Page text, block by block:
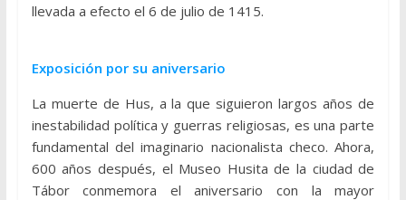
llevada a efecto el 6 de julio de 1415.
Exposición por su aniversario
La muerte de Hus, a la que siguieron largos años de
inestabilidad política y guerras religiosas, es una parte
fundamental del imaginario nacionalista checo. Ahora,
600 años después, el Museo Husita de la ciudad de
Tábor conmemora el aniversario con la mayor